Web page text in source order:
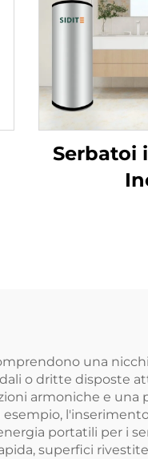
Serbatoi
una
o dritte disposte
armoniche e
portatili per i
superfici